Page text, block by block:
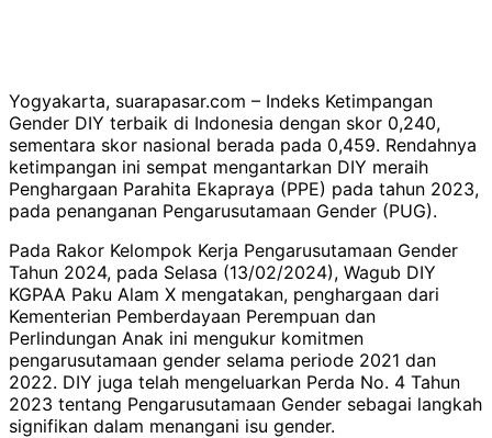
Yogyakarta, suarapasar.com – Indeks Ketimpangan
Gender DIY terbaik di Indonesia dengan skor 0,240,
sementara skor nasional berada pada 0,459. Rendahnya
ketimpangan ini sempat mengantarkan DIY meraih
Penghargaan Parahita Ekapraya (PPE) pada tahun 2023,
pada penanganan Pengarusutamaan Gender (PUG).
Pada Rakor Kelompok Kerja Pengarusutamaan Gender
Tahun 2024, pada Selasa (13/02/2024), Wagub DIY
KGPAA Paku Alam X mengatakan, penghargaan dari
Kementerian Pemberdayaan Perempuan dan
Perlindungan Anak ini mengukur komitmen
pengarusutamaan gender selama periode 2021 dan
2022. DIY juga telah mengeluarkan Perda No. 4 Tahun
2023 tentang Pengarusutamaan Gender sebagai langkah
signifikan dalam menangani isu gender.